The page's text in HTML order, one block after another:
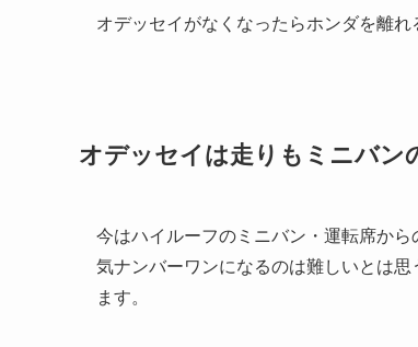
オデッセイがなくなったらホンダを離れ
オデッセイは走りもミニバン
今はハイルーフのミニバン・運転席か
気ナンバーワンになるのは難しいとは
ます。